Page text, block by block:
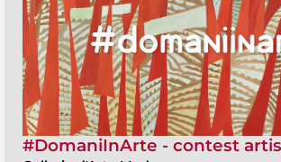
#DomaniInArte - contest